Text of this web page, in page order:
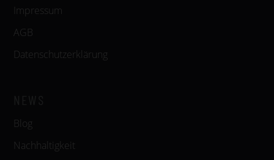
Impressum
AGB
Datenschutzerklärung
Blog
Nachhaltigkeit